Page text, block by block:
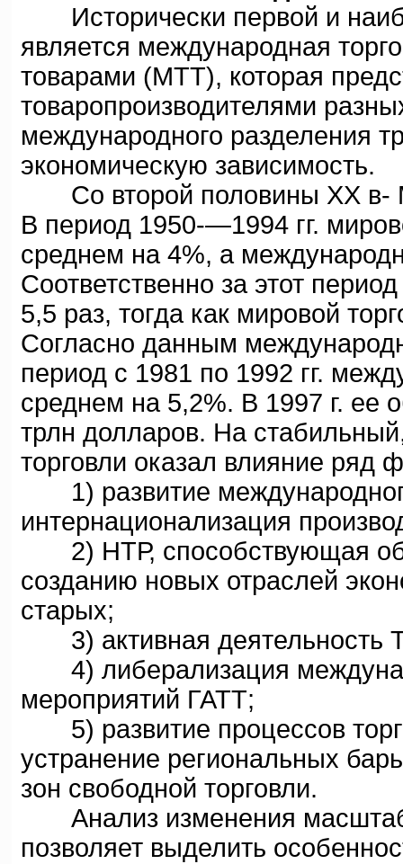
Исторически первой и
является международная
товарами (МТТ), которая
товаропроизводителями
международного разделения
экономическую зависимость.
Со второй половины XX в-
В период 1950-—1994 гг.
среднем на 4%, а
Соответственно за этот
5,5 раз, тогда как мировой
Согласно данным
период с 1981 по 1992 гг.
среднем на 5,2%. В 1997 г. ее
трлн долларов. На
торговли оказал влияние ряд
1) развитие
интернационализация
2) НТР, способствующая
созданию новых отраслей
старых;
3) активная деятельность
4) либерализация
мероприятий ГАТТ;
5) развитие процессов
устранение региональных
зон свободной торговли.
Анализ изменения
позволяет выделить